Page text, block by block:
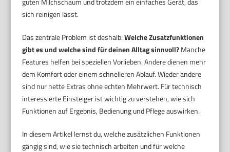
sich reinigen lässt.
Das zentrale Problem ist deshalb:Welche Zusatzfunktionen
gibt es und welche sind für deinen Alltag sinnvoll?Manche
Features helfen bei speziellen Vorlieben. Andere dienen mehr
dem Komfort oder einem schnelleren Ablauf. Wieder andere
sind nur nette Extras ohne echten Mehrwert. Für technisch
interessierte Einsteiger ist wichtig zu verstehen, wie sich
Funktionen auf Ergebnis, Bedienung und Pflege auswirken.
In diesem Artikel lernst du, welche zusätzlichen Funktionen
gängig sind, wie sie technisch arbeiten und für welche